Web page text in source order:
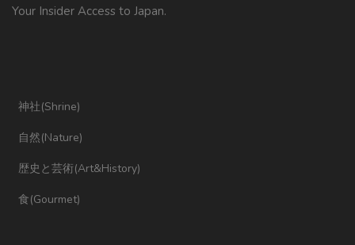
Your Insider Access to Japan.
神社(Shrine)
自然(Nature)
歴史と芸術(Art&History)
食(Gourmet)